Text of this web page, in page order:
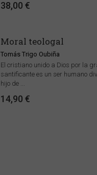
38,00 €
Moral teologal
Tomás Trigo Oubiña
El cristiano unido a Dios por la
santificante es un ser humano
hijo de ...
14,90 €